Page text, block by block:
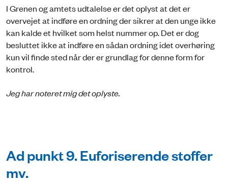
I Grenen og amtets udtalelse er det oplyst at det er
overvejet at indføre en ordning der sikrer at den unge ikke
kan kalde et hvilket som helst nummer op. Det er dog
besluttet ikke at indføre en sådan ordning idet overhøring
kun vil finde sted når der er grundlag for denne form for
kontrol.
Jeg har noteret mig det oplyste.
Ad punkt 9. Euforiserende stoffer
mv.